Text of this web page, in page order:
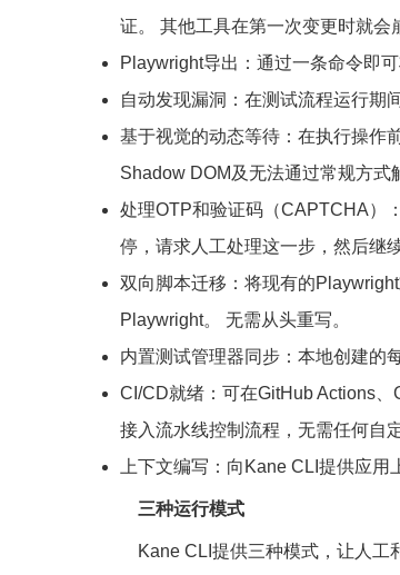
证。 其他工具在第一次变更时就会
Playwright导出：通过一条命令即
自动发现漏洞：在测试流程运行期
基于视觉的动态等待：在执行操作
Shadow DOM及无法通过常规方式
处理OTP和验证码（CAPTCHA）
停，请求人工处理这一步，然后继
双向脚本迁移：将现有的
Playwright。 无需从头重写。
内置测试管理器同步：本地创建的
CI/CD就绪：可在GitHub Actions
接入流水线控制流程，无需任何自
上下文编写：向Kane CLI提供应
三种运行模式
Kane CLI提供三种模式，让人工